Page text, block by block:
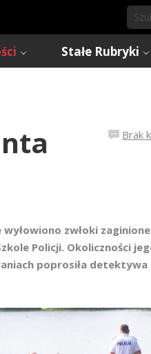
Stałe Rubryki
Brak
zwłoki
Policji. Okoliczności
poprosiła detektywa